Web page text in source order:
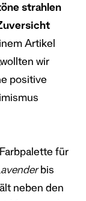
strahlen
Artikel
wir
positive
für
bis
neben den